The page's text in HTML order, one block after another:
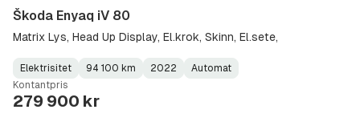
Škoda Enyaq iV 80
Matrix Lys, Head Up Display, El.krok, Skinn, El.sete,
Fuel
Type:
Elektrisitet
Kilometerstand:
94 100 km
Model
Year:
2022
Gearbox
Type:
Automat
Kontantpris
279 900 kr